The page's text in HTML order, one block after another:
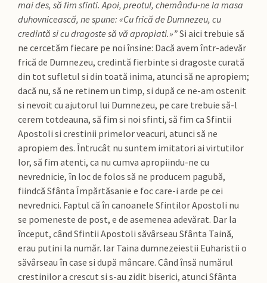
mai des, să fim sfinti. Apoi, preotul, chemându-ne la masa
duhovnicească, ne spune: «Cu frică de Dumnezeu, cu
credintă si cu dragoste să vă apropiati.»”Si aici trebuie să
ne cercetăm fiecare pe noi însine: Dacă avem într-adevăr
frică de Dumnezeu, credintă fierbinte si dragoste curată
din tot sufletul si din toată inima, atunci să ne apropiem;
dacă nu, să ne retinem un timp, si după ce ne-am ostenit
si nevoit cu ajutorul lui Dumnezeu, pe care trebuie să-l
cerem totdeauna, să fim si noi sfinti, să fim ca Sfintii
Apostoli si crestinii primelor veacuri, atunci să ne
apropiem des. Întrucât nu suntem imitatori ai virtutilor
lor, să fim atenti, ca nu cumva apropiindu-ne cu
nevrednicie, în loc de folos să ne producem pagubă,
fiindcă Sfânta Împărtăsanie e foc care-i arde pe cei
nevrednici. Faptul că în canoanele Sfintilor Apostoli nu
se pomeneste de post, e de asemenea adevărat. Dar la
început, când Sfintii Apostoli săvârseau Sfânta Taină,
erau putini la număr. Iar Taina dumnezeiestii Euharistii o
săvârseau în case si după mâncare. Când însă numărul
crestinilor a crescut si s-au zidit biserici, atunci Sfânta